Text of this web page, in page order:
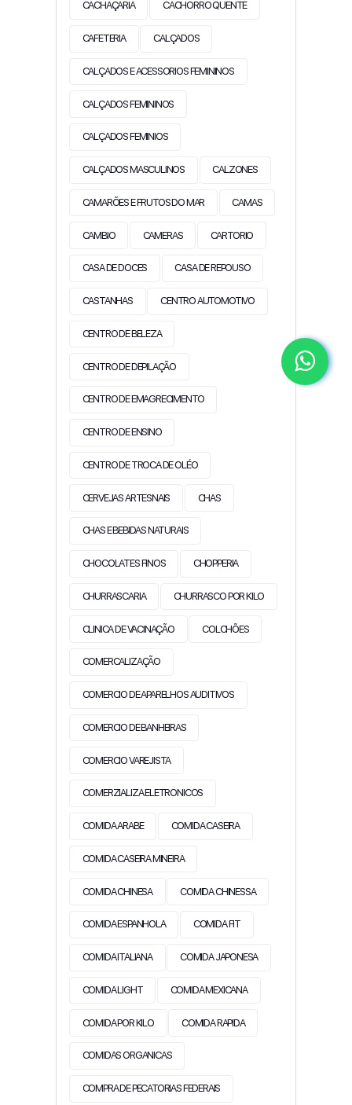
CACHAÇARIA CACHORRO QUENTE
CAFETERIA CALÇADOS
CALÇADOS E ACESSORIOS FEMININOS
CALÇADOS FEMININOS
CALÇADOS FEMINIOS
CALÇADOS MASCULINOS CALZONES
CAMARÕES E FRUTOS DO MAR CAMAS
CAMBIO CAMERAS CARTORIO
CASA DE DOCES CASA DE REPOUSO
CASTANHAS CENTRO AUTOMOTIVO
CENTRO DE BELEZA
CENTRO DE DEPILAÇÃO
CENTRO DE EMAGRECIMENTO
CENTRO DE ENSINO
CENTRO DE TROCA DE OLÉO
CERVEJAS ARTESNAIS CHAS
CHAS E BEBIDAS NATURAIS
CHOCOLATES FINOS CHOPPERIA
CHURRASCARIA CHURRASCO POR KILO
CLINICA DE VACINAÇÃO COLCHÕES
COMERCALIZAÇÃO
COMERCIO DE APARELHOS AUDITIVOS
COMERCIO DE BANHEIRAS
COMERCIO VAREJISTA
COMERZIALIZA ELETRONICOS
COMIDA ARABE COMIDA CASEIRA
COMIDA CASEIRA MINEIRA
COMIDA CHINESA COMIDA CHINESSA
COMIDA ESPANHOLA COMIDA FIT
COMIDA ITALIANA COMIDA JAPONESA
COMIDA LIGHT COMIDA MEXICANA
COMIDA POR KILO COMIDA RAPIDA
COMIDAS ORGANICAS
COMPRA DE PECATORIAS FEDERAIS